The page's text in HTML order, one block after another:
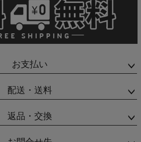
お支払い
配送・送料
返品・交換